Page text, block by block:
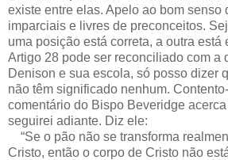
existe entre elas. Apelo ao bom senso
imparciais e livres de preconceitos.
uma posição está correta, a outra está
Artigo 28 pode ser reconciliado com a
Denison e sua escola, só posso dizer
não têm significado nenhum.
comentário do Bispo Beveridge
seguirei adiante. Diz ele:
“Se o pão não se transforma
Cristo, então o corpo de Cristo não